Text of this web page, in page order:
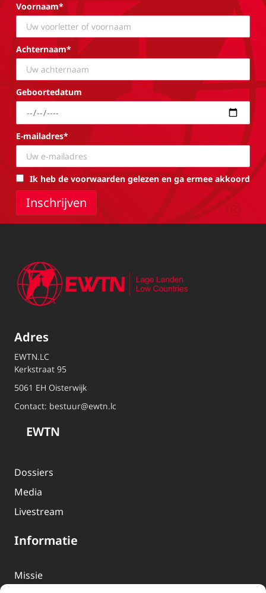
Voornaam*
Achternaam*
Geboortedatum
E-mailadres*
Ik heb de voorwaarden gelezen en ga ermee akkoord
Adres
EWTN.LC
Kerkstraat 95
5061 EH Oisterwijk
Contact: bestuur@ewtn.lc
EWTN
Dossiers
Media
Livestream
Informatie
Missie